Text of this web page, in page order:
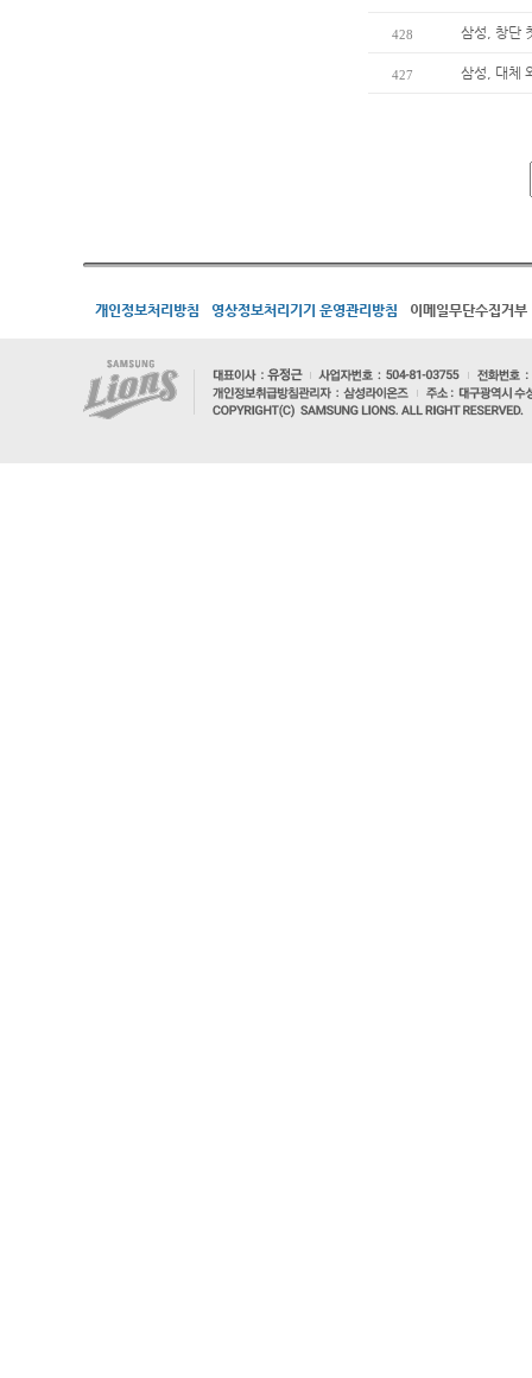
428 삼성, 창단
427 삼성, 대체
개인정보처리방침 영상정보처리기기 운영관리방침 이메일무단수집거부